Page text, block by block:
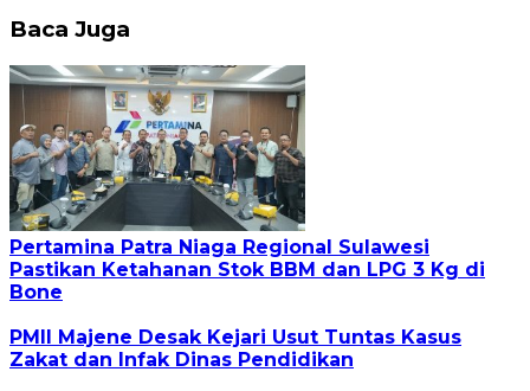
Baca Juga
Pertamina Patra Niaga Regional Sulawesi
Pastikan Ketahanan Stok BBM dan LPG 3 Kg di
Bone
PMII Majene Desak Kejari Usut Tuntas Kasus
Zakat dan Infak Dinas Pendidikan